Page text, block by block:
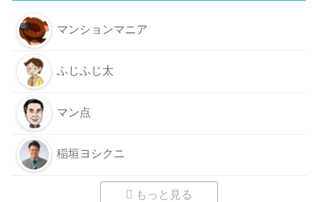
マンションマニア
ふじふじ太
マン点
稲垣ヨシクニ
もっと見る